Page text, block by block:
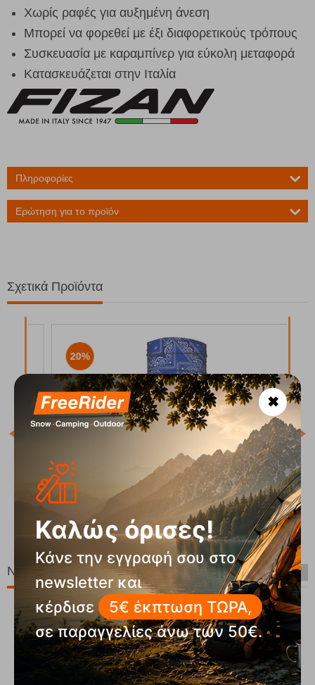
Χωρίς ραφές για αυξημένη άνεση
Μπορεί να φορεθεί με έξι διαφορετικούς τρόπους
Συσκευασία με καραμπίνερ για εύκολη μεταφορά
Κατασκευάζεται στην Ιταλία
Πληροφορίες
Ερώτηση για το προϊόν
Σχετικά Προϊόντα
20%
Μαντήλι Λαιμού Paisley Electric Blue Fizan
FRE-19305
Άμεσαδιαθέσιμο
13,90 €
11,12 €
Νέες Παραλαβές
✖
Καλώς όρισες!
Κάνε την εγγραφή σου στο
newsletter και
κέρδισε
5€ έκπτωση ΤΩΡΑ,
σε παραγγελίες άνω των 50€.